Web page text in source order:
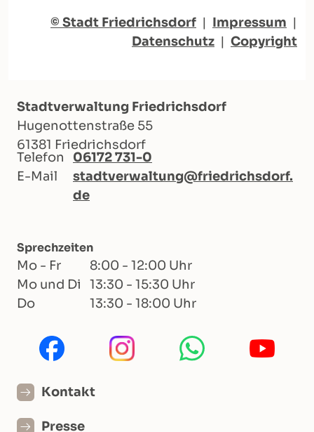
© Stadt Friedrichsdorf | Impressum |
Datenschutz | Copyright
Stadtverwaltung Friedrichsdorf
Hugenottenstraße 55
61381 Friedrichsdorf
Telefon
06172 731-0
E-Mail
stadtverwaltung@friedrichsdorf.
de
Sprechzeiten
Mo - Fr
8:00 - 12:00 Uhr
Mo und Di
13:30 - 15:30 Uhr
Do
13:30 - 18:00 Uhr
Kontakt
Presse